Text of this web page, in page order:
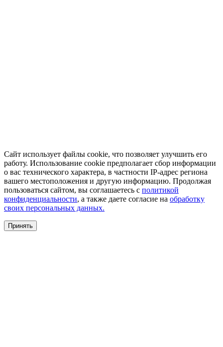
Сайт использует файлы cookie, что позволяет улучшить его
работу. Использование cookie предполагает сбор информации
о вас технического характера, в частности IP-адрес региона
вашего местоположения и другую информацию. Продолжая
пользоваться сайтом, вы соглашаетесь с политикой
конфиденциальности, а также даете согласие на обработку
своих персональных данных.
Принять